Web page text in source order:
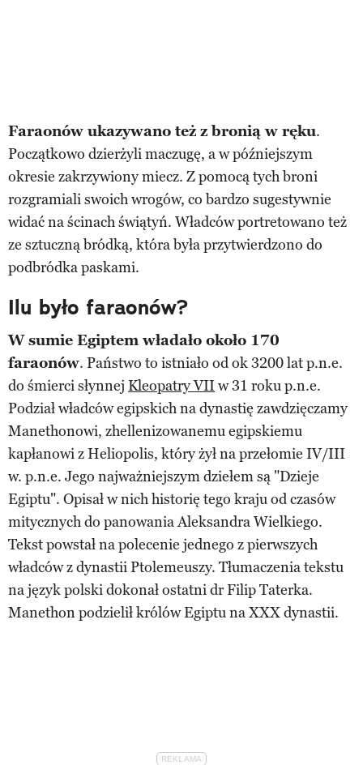
Faraonów ukazywano też z bronią w ręku.
Początkowo dzierżyli maczugę, a w późniejszym
okresie zakrzywiony miecz. Z pomocą tych broni
rozgramiali swoich wrogów, co bardzo sugestywnie
widać na ścinach świątyń. Władców portretowano też
ze sztuczną bródką, która była przytwierdzono do
podbródka paskami.
Ilu było faraonów?
W sumie Egiptem władało około 170
faraonów. Państwo to istniało od ok 3200 lat p.n.e.
do śmierci słynnej Kleopatry VIIw 31 roku p.n.e.
Podział władców egipskich na dynastię zawdzięczamy
Manethonowi, zhellenizowanemu egipskiemu
kapłanowi z Heliopolis, który żył na przełomie IV/III
w. p.n.e. Jego najważniejszym dziełem są "Dzieje
Egiptu". Opisał w nich historię tego kraju od czasów
mitycznych do panowania Aleksandra Wielkiego.
Tekst powstał na polecenie jednego z pierwszych
władców z dynastii Ptolemeuszy. Tłumaczenia tekstu
na język polski dokonał ostatni dr Filip Taterka.
Manethon podzielił królów Egiptu na XXX dynastii.